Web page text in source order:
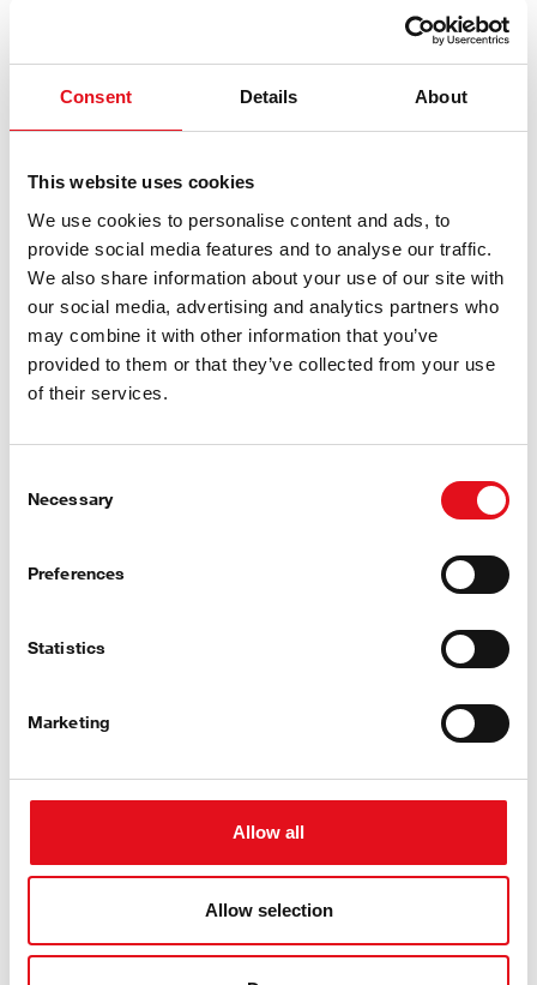
Consent Details About
This website uses cookies
We use cookies to personalise content and ads, to
provide social media features and to analyse our traffic.
We also share information about your use of our site with
our social media, advertising and analytics partners who
may combine it with other information that you’ve
provided to them or that they’ve collected from your use
of their services.
Selection
Necessary
Preferences
Statistics
Marketing
Allow all
Allow selection
"febi è il marchio più affidabile: non ho mai avuto
problemi con la qualità dei loro prodotti e sono
AMG Serviss SIA
(Lettonia)
Dipendenti
Ciò significa che dobbiamo comprendere le esigenze
a guidarci. Lavorare nella gestione dei prodotti mi dà il
piacere di guidare un progetto dall'ideazione al lancio
Veicoli commerciali / Fuori strada